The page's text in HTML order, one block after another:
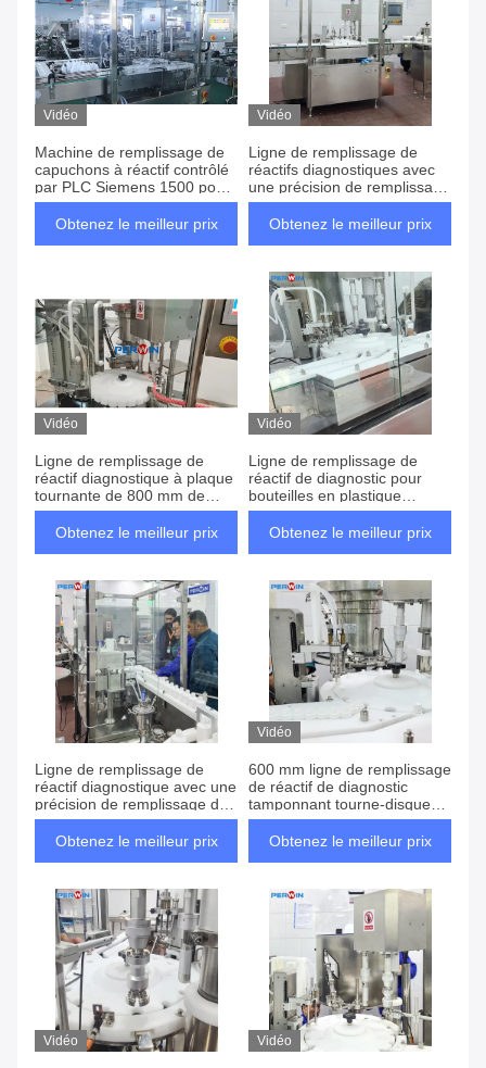
Vidéo
Machine de remplissage de
capuchons à réactif contrôlé
par PLC Siemens 1500 pour
laboratoires
Obtenez le meilleur prix
Vidéo
Ligne de remplissage de
réactifs diagnostiques avec
une précision de remplissage
de ±1-2% et servo-
étiquetage à bouteille ronde
spécifications
Obtenez le meilleur prix
Vidéo
Ligne de remplissage de
réactif diagnostique à plaque
tournante de 800 mm de
diamètre avec 2 ensembles
de pompes péristaltiques et
Obtenez le meilleur prix
Vidéo
Ligne de remplissage de
réactif de diagnostic pour
bouteilles en plastique
rondes de plusieurs tailles
avec contrôle du couple de la
tournant de 600 mm
Obtenez le meilleur prix
Ligne de remplissage de
réactif diagnostique avec une
précision de remplissage de
± 1 à 2%
Obtenez le meilleur prix
Vidéo
600 mm ligne de remplissage
de réactif de diagnostic
tamponnant tourne-disque
avec fixation de bouteille
pneumatique et puissance de
Obtenez le meilleur prix
Vidéo Vidéo